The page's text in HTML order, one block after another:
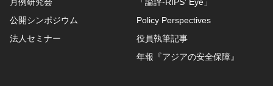
公開シンポジウム
法人セミナー
Policy Perspectives
役員執筆記事
年報『アジアの安全保障』